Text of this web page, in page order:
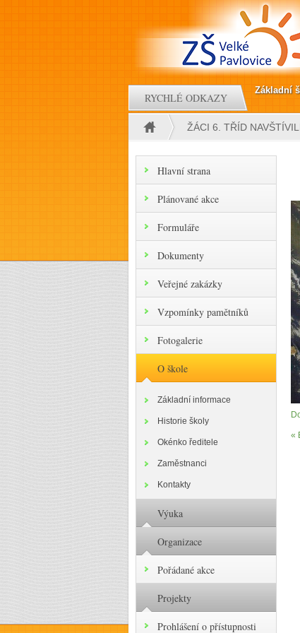
RYCHLÉ ODKAZY
Základní
Jste zdeŽÁCI 6. TŘÍD
«
Hlavní strana
Plánované akce
Formuláře
Dokumenty
Veřejné zakázky
Vzpomínky pamětníků
Fotogalerie
O škole
Základní informace
Historie školy
Okénko ředitele
Zaměstnanci
Kontakty
Výuka
Organizace
Pořádané akce
Projekty
Prohlášení o přístupnosti